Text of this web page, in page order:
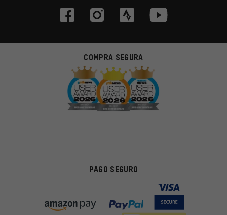
COMPRA SEGURA
PAGO SEGURO